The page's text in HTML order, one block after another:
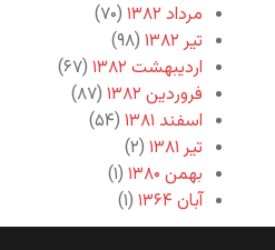
مرداد ۱۳۸۲
(۷۰)
تیر ۱۳۸۲
(۹۸)
اردیبهشت ۱۳۸۲
(۶۷)
فروردین ۱۳۸۲
(۸۷)
اسفند ۱۳۸۱
(۵۴)
تیر ۱۳۸۱
(۲)
بهمن ۱۳۸۰
(۱)
آبان ۱۳۶۴
(۱)